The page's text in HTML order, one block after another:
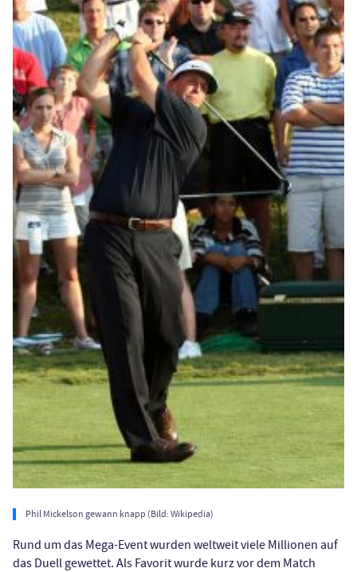
Phil Mickelson gewann knapp (Bild: Wikipedia)
Rund um das Mega-Event wurden weltweit viele Millionen auf
das Duell gewettet. Als Favorit wurde kurz vor dem Match